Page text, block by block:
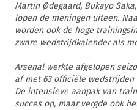
Martin Ødegaard, Bukayo
lopen de meningen uiteen.
worden ook de hoge
zware wedstrijdkalender als
Arsenal werkte afgelopen
af met 63 officiële
De intensieve aanpak van
succes op, maar vergde ook